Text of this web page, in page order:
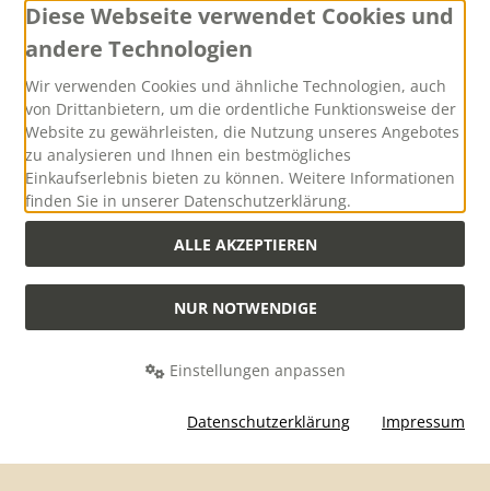
Versand
Versandkostenfreie Lieferung innerhalb Deutschlands ab
einem Warenwert von 500,00 Euro
Alle Preise inkl. gesetzl. MwSt. zzgl.Versandkosten
Onlineshop mit Jagdzubehör und praktischer Jagd-Outdoorbekleidung.
Outdoorbekleidung © 2026 | Template © 2026 by Karl
Diese Webseite verwendet Cookies und
andere Technologien
Wir verwenden Cookies und ähnliche Technologien, auch
von Drittanbietern, um die ordentliche Funktionsweise der
Website zu gewährleisten, die Nutzung unseres Angebotes
zu analysieren und Ihnen ein bestmögliches
Einkaufserlebnis bieten zu können. Weitere Informationen
finden Sie in unserer Datenschutzerklärung.
ALLE AKZEPTIEREN
NUR NOTWENDIGE
Einstellungen anpassen
Datenschutzerklärung Impressum